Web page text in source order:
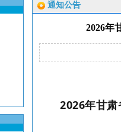
通知公告
2026年
2026年甘